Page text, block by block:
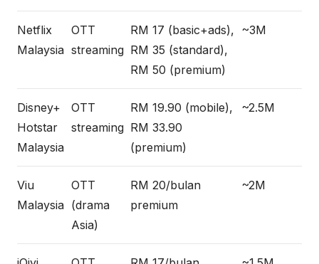
Netflix
Malaysia
OTT
streaming
RM 17 (basic+ads),
RM 35 (standard),
RM 50 (premium)
~3M
Disney+
Hotstar
Malaysia
OTT
streaming
RM 19.90 (mobile),
RM 33.90
(premium)
~2.5M
Viu
Malaysia
OTT
(drama
Asia)
RM 20/bulan
premium
~2M